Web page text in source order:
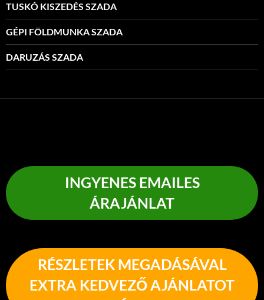
TUSKÓ KISZEDÉS SZADA
GÉPI FÖLDMUNKA SZADA
DARUZÁS SZADA
INGYENES EMAILES
ÁRAJÁNLAT
RÉSZLETEK MEGADÁSÁVAL
EXTRA KEDVEZŐ AJÁNLATOT